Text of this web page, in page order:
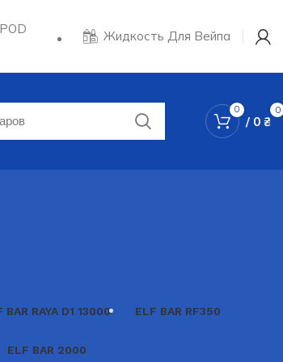
Жидкость Для Вейпа
0 0
/ 0 ₴
BAR RAYA D1 13000 ELF BAR RF350
ELF BAR 2000